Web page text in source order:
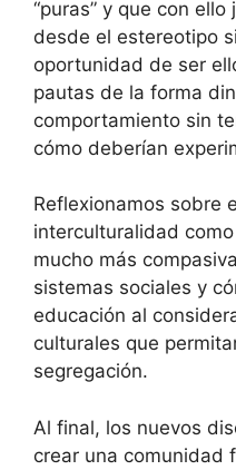
“puras” y que con
desde el estereotipo
oportunidad de ser
pautas de la forma
comportamiento sin
cómo deberían
Reflexionamos sobre
interculturalidad
mucho más
sistemas sociales y
educación al
culturales que
segregación.
Al final, los nuevos
crear una comunidad